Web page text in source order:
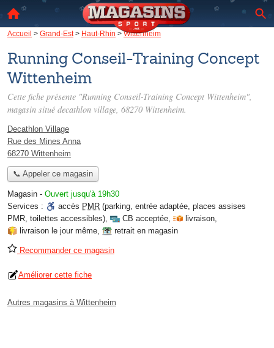
Accueil > Grand-Est> Haut-Rhin >Wittenheim
Running Conseil-Training Concept
Wittenheim
Cette fiche présente "Running Conseil-Training Concept Wittenheim",
magasin situé decathlon village, 68270 Wittenheim.
Decathlon Village
Rue des Mines Anna
68270 Wittenheim
📞 Appeler ce magasin
Magasin - Ouvert jusqu'à 19h30
Services :
accès PMR (parking, entrée adaptée, places assises
PMR, toilettes accessibles), CB acceptée, livraison,
livraison le jour même, retrait en magasin
Recommander ce magasin
Améliorer cette fiche
Autres magasins à Wittenheim